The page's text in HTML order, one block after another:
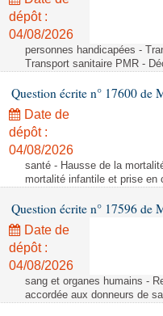
dépôt :
04/08/2026
personnes handicapées -
Transport sanitaire PMR -
Question écrite n° 17600 de
Date de
dépôt :
04/08/2026
santé - Hausse de la
mortalité infantile et prise en
Question écrite n° 17596 de
Date de
dépôt :
04/08/2026
sang et organes humains -
accordée aux donneurs de